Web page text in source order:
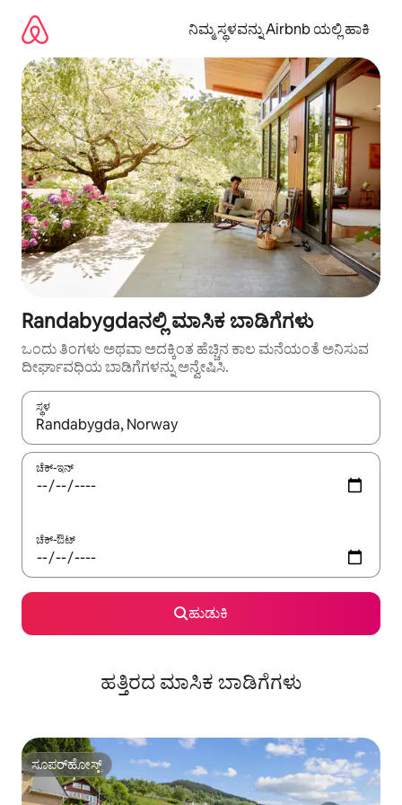
ಹೋಗಿ
ನಿಮ್ಮ ಸ್ಥಳವನ್ನು Airbnb ಯಲ್ಲಿ ಹಾಕಿ
Randabygdaನಲ್ಲಿ ಮಾಸಿಕ ಬಾಡಿಗೆಗಳು
ಒಂದು ತಿಂಗಳು ಅಥವಾ ಅದಕ್ಕಿಂತ ಹೆಚ್ಚಿನ ಕಾಲ ಮನೆಯಂತೆ ಅನಿಸುವ
ದೀರ್ಘಾವಧಿಯ ಬಾಡಿಗೆಗಳನ್ನು ಅನ್ವೇಷಿಸಿ.
ಸ್ಥಳ
ಫಲಿತಾಂಶಗಳು ಲಭ್ಯವಿರುವಾಗ, ಅಪ್ ಮತ್ತು ಡೌನ್ ಬಾಣದ ಕೀಲಿಗಳೊಂದಿಗೆ
ಚೆಕ್-ಇನ್
ಚೆಕ್-ಔಟ್
ಹುಡುಕಿ
ಹತ್ತಿರದ ಮಾಸಿಕ ಬಾಡಿಗೆಗಳು
ಸೂಪರ್‌ಹೋಸ್ಟ್
ಸೂಪರ್‌ಹೋಸ್ಟ್